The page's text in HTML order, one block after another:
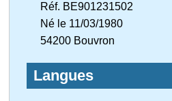
Réf. BE901231502
Né le 11/03/1980
54200 Bouvron
Langues